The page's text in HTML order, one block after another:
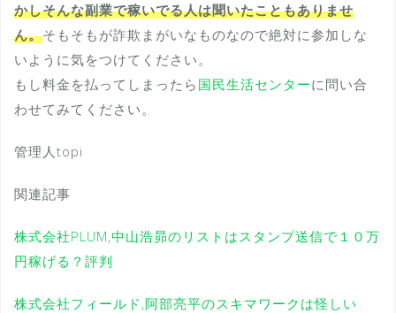
かしそんな副業で稼いでる人は聞いたこともありませ
ん。そもそもが詐欺まがいなものなので絶対に参加しな
いように気をつけてください。
もし料金を払ってしまったら 国民生活センターに問い合
わせてみてください。
管理人topi
関連記事
株式会社PLUM,中山浩昴のリストはスタンプ送信で１０万
円稼げる？評判
株式会社フィールド,阿部亮平のスキマワークは怪しい